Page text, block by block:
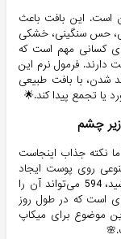
است. این بافت باعث
حس سنگینی، خشکی
کسانی مهم است که
دارند. فرمول نرم این
شدن، با بافت طبیعی
یا تجمع پیدا کند.🌟
چشم
نکته جذاب اینجاست
روی پوست ایجاد
نمی‌شود. حتی اگر تیرگی عمیق زیر چشم داشته باشید، 594 می‌تواند آن را
است که در طول روز
موضوع برای میکاپ